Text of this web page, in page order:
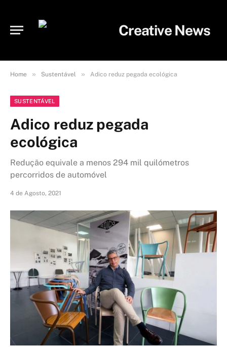
Home » Sustentável » Adico reduz pegada ecológica
SUSTENTÁVEL
Adico reduz pegada
ecológica
Redução equivale a menos 294 mil quilómetros
percorridos de automóvel
4 de Agosto, 2021